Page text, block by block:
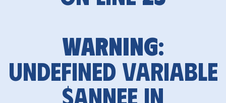
Warning:
Undefined variable
$annee in